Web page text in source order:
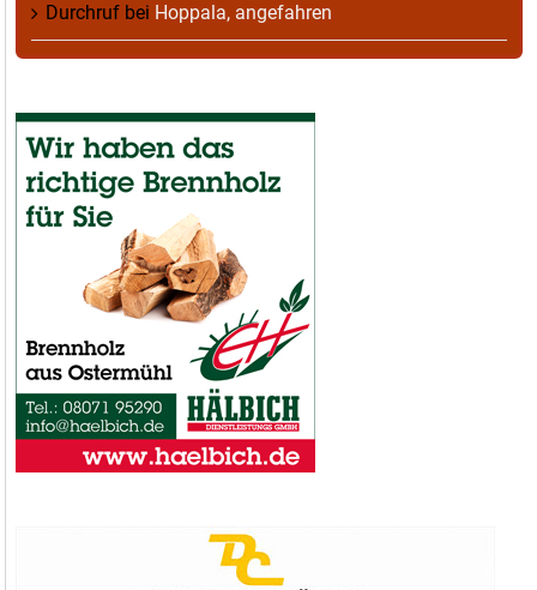
Durchruf bei Hoppala, angefahren